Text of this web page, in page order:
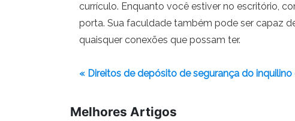
currículo. Enquanto você estiver no escritório,
porta. Sua faculdade também pode ser capaz
quaisquer conexões que possam ter.
« Direitos de depósito de segurança do
Melhores Artigos